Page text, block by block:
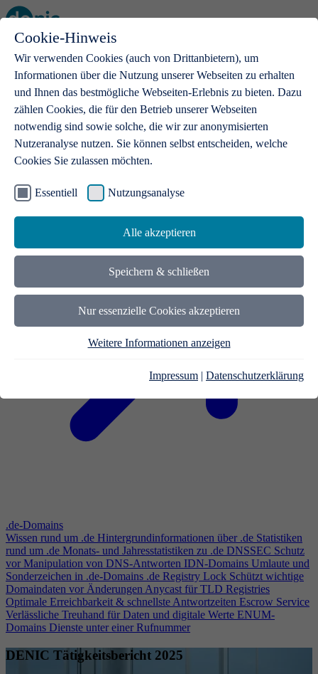
Cookie-Hinweis
Wir verwenden Cookies (auch von Drittanbietern), um
Informationen über die Nutzung unserer Webseiten zu erhalten
und Ihnen das bestmögliche Webseiten-Erlebnis zu bieten. Dazu
zählen Cookies, die für den Betrieb unserer Webseiten
notwendig sind sowie solche, die wir zur anonymisierten
Nutzeranalyse nutzen. Sie können selbst entscheiden, welche
Cookies Sie zulassen möchten.
Essentiell Nutzungsanalyse
Alle akzeptieren
Speichern & schließen
Nur essenzielle Cookies akzeptieren
Weitere Informationen anzeigen
Impressum | Datenschutzerklärung
Open main menu
.de-Domains
Mit einer .de-Domain erhalten Ideen eine Bühne
.de-Domains
Wissen rund um .de Hintergrundinformationen über .de Statistiken
rund um .de Monats- und Jahresstatistiken zu .de DNSSEC Schutz
vor Manipulation von DNS-Antworten IDN-Domains Umlaute und
Sonderzeichen in .de-Domains .de Registry Lock Schützt wichtige
Domaindaten vor ÄnderungenAnycast für TLD Registries
Optimale Erreichbarkeit & schnellste Antwortzeiten Escrow Service
Verlässliche Treuhand für Daten und digitale Werte ENUM-
Domains Dienste unter einer Rufnummer
DENIC Tätigkeitsbericht 2025